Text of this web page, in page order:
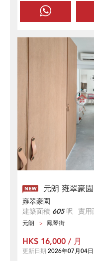
元朗 雍翠豪
雍翠豪園
建築面積 605呎 實用
元朗 鳳琴街
HK$ 16,000 / 月
更新日期 2026年07月04日